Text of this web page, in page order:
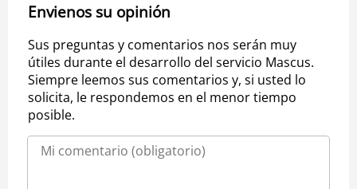
Envienos su opinión
Sus preguntas y comentarios nos serán muy
útiles durante el desarrollo del servicio Mascus.
Siempre leemos sus comentarios y, si usted lo
solicita, le respondemos en el menor tiempo
posible.